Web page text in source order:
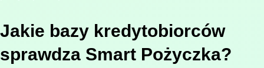
Jakie bazy kredytobiorców
sprawdza Smart Pożyczka?